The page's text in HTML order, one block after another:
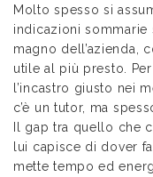
Molto spesso si
indicazioni
magno dell’azienda,
utile al più presto.
l’incastro giusto nei
c’è un tutor, ma
Il gap tra quello che
lui capisce di dover
mette tempo ed